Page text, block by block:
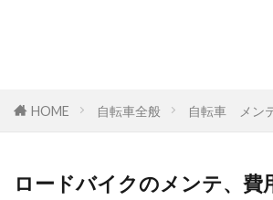
HOME 自転車全般 自転車 メン
ロードバイクのメンテ、費